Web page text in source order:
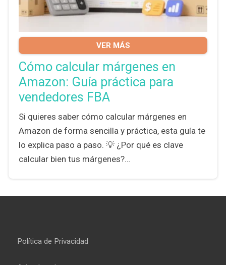
VER MÁS
Cómo calcular márgenes en
Amazon: Guía práctica para
vendedores FBA
Si quieres saber cómo calcular márgenes en
Amazon de forma sencilla y práctica, esta guía te
lo explica paso a paso. 💡 ¿Por qué es clave
calcular bien tus márgenes?…
Política de Privacidad